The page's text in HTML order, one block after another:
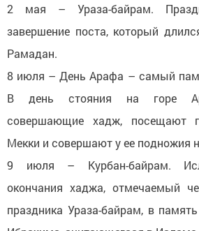
2 мая – Ураза-байрам.
завершение поста, который
Рамадан.
8 июля – День Арафа – самый
В день стояния на горе
совершающие хадж, посещают
Мекки и совершают у ее подножия
9 июля – Курбан-байрам.
окончания хаджа, отмечаемый
праздника Ураза-байрам, в